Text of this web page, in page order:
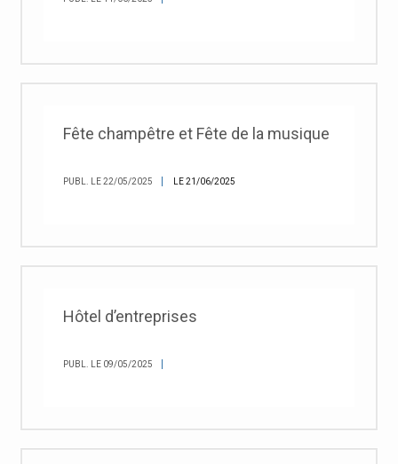
Fête champêtre et Fête de la musique
PUBL. LE 22/05/2025 LE 21/06/2025
Hôtel d’entreprises
PUBL. LE 09/05/2025